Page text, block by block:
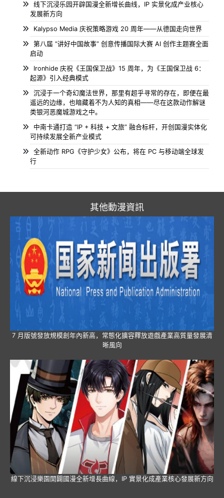
线下沉浸乐园开辟国漫全新增长曲线，IP 实景化成产业核心
发展新方向
Kalypso Media 庆祝策略游戏 20 周年——从德国走向世界
第八届 “讲好中国故事” 创意传播国际大赛 AI 创作主题赛全面
启动
Ironhide 庆祝《王国保卫战》15 周年，为《王国保卫战 6：
起源》引入经典模式
沉浸于一个奇幻魔法世界，那里有超乎寻常的存在，即便在最
遥远的边缘，也暗藏着不为人知的真相——尽在这款动作解谜
类银河恶魔城游戏之中。
中南卡通打造 “IP + 科技 + 文旅” 融合标杆，开创国漫实体化
可持续发展全新产业模式
全新动作 RPG《守护少女》公布，将在 PC 与移动端全球发
行
其他動漫資訊
7 月版號發放規模創年內新高，常態化擴容釋放遊戲產業高質量發展清
晰風向
線下沉浸樂園開闢國漫全新增長曲線，IP 實景化成產業核心發展新方向